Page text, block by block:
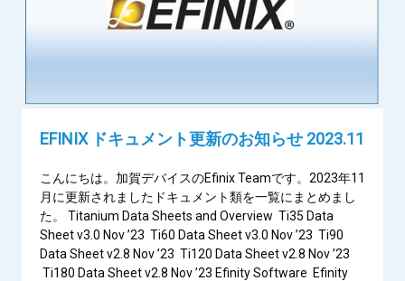
EFINIX ドキュメント更新のお知らせ 2023.11
こんにちは。加賀デバイスのEfinix Teamです。2023年11
月に更新されましたドキュメント類を一覧にまとめまし
た。 Titanium Data Sheets and Overview Ti35 Data
Sheet v3.0 Nov ’23 Ti60 Data Sheet v3.0 Nov ’23 Ti90
Data Sheet v2.8 Nov ’23 Ti120 Data Sheet v2.8 Nov ’23
Ti180 Data Sheet v2.8 Nov ’23 Efinity Software Efinity